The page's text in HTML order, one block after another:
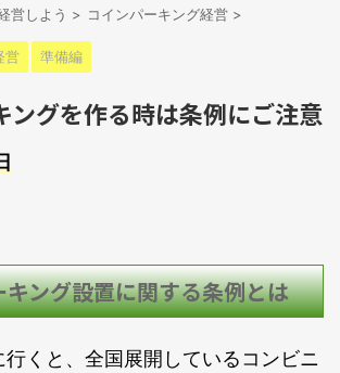
営しよう > コインパーキング経営 >
営 準備編
ングを作る時は条例にご注意
ング設置に関する条例とは
くと、全国展開しているコンビニ